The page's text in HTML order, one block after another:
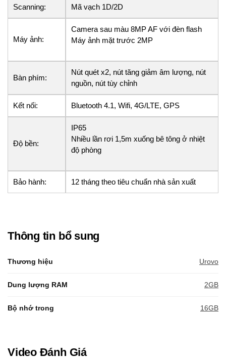
Scanning: Mã vạch 1D/2D
Máy ảnh:
Camera sau màu 8MP AF với đèn flash
Máy ảnh mặt trước 2MP
Bàn phím:
Nút quét x2, nút tăng giảm âm lượng, nút
nguồn, nút tùy chỉnh
Kết nối: Bluetooth 4.1, Wifi, 4G/LTE, GPS
Độ bền:
IP65
Nhiều lần rơi 1,5m xuống bê tông ở nhiệt
độ phòng
Bảo hành: 12 tháng theo tiêu chuẩn nhà sản xuất
Thông tin bổ sung
Thương hiệu Urovo
Dung lượng RAM 2GB
Bộ nhớ trong 16GB
Video Đánh Giá